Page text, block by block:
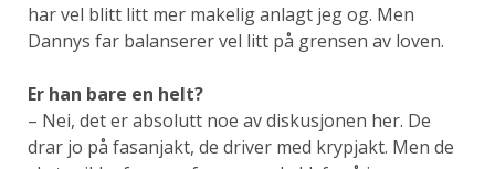
har vel blitt litt mer makelig anlagt jeg og. Men
Dannys far balanserer vel litt på grensen av loven.
Er han bare en helt?
– Nei, det er absolutt noe av diskusjonen her. De
drar jo på fasanjakt, de driver med krypjakt. Men de